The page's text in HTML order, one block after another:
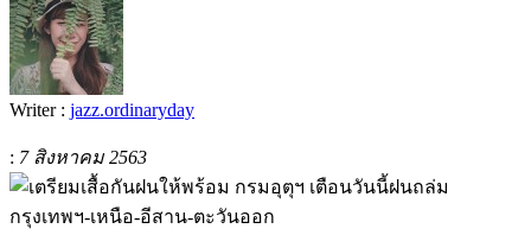
Writer : jazz.ordinaryday
: 7 สิงหาคม 2563